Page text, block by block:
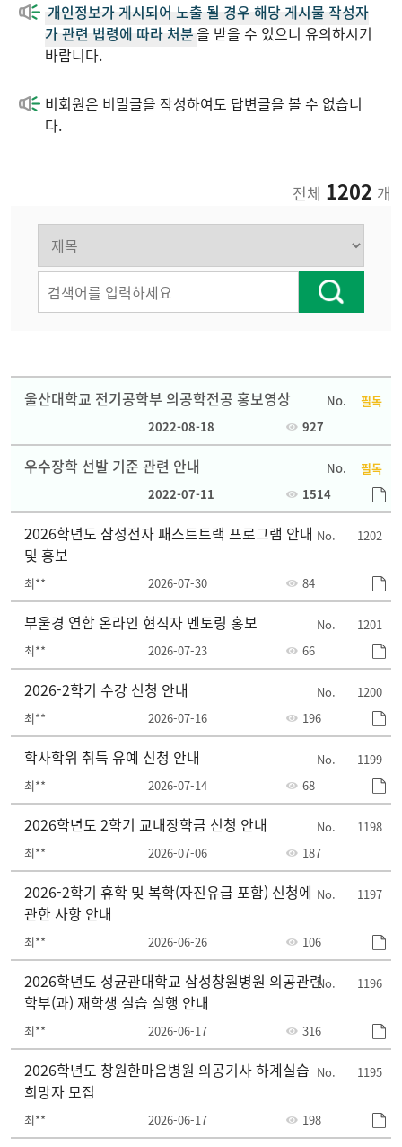
개인정보가 게시되어 노출 될 경우 해당 게시물 작성자
가 관련 법령에 따라 처분을 받을 수 있으니 유의하시기
바랍니다.
비회원은 비밀글을 작성하여도 답변글을 볼 수 없습니
다.
전체 1202 개
필독
울산대학교 전기공학부 의공학전공 홍보영상
2022-08-18 927
필독
우수장학 선발 기준 관련 안내
2022-07-11 1514
1202
2026학년도 삼성전자 패스트트랙 프로그램 안내
및 홍보
최** 2026-07-30 84
1201
부울경 연합 온라인 현직자 멘토링 홍보
최** 2026-07-23 66
1200
2026-2학기 수강 신청 안내
최** 2026-07-16 196
1199
학사학위 취득 유예 신청 안내
최** 2026-07-14 68
1198
2026학년도 2학기 교내장학금 신청 안내
최** 2026-07-06 187
1197
2026-2학기 휴학 및 복학(자진유급 포함) 신청에
관한 사항 안내
최** 2026-06-26 106
1196
2026학년도 성균관대학교 삼성창원병원 의공관련
학부(과) 재학생 실습 실행 안내
최** 2026-06-17 316
1195
2026학년도 창원한마음병원 의공기사 하계실습
희망자 모집
최** 2026-06-17 198